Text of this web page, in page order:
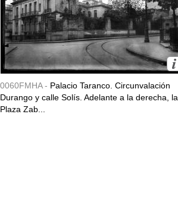
0060FMHA - Palacio Taranco. Circunvalación
Durango y calle Solís. Adelante a la derecha, la
Plaza Zab...